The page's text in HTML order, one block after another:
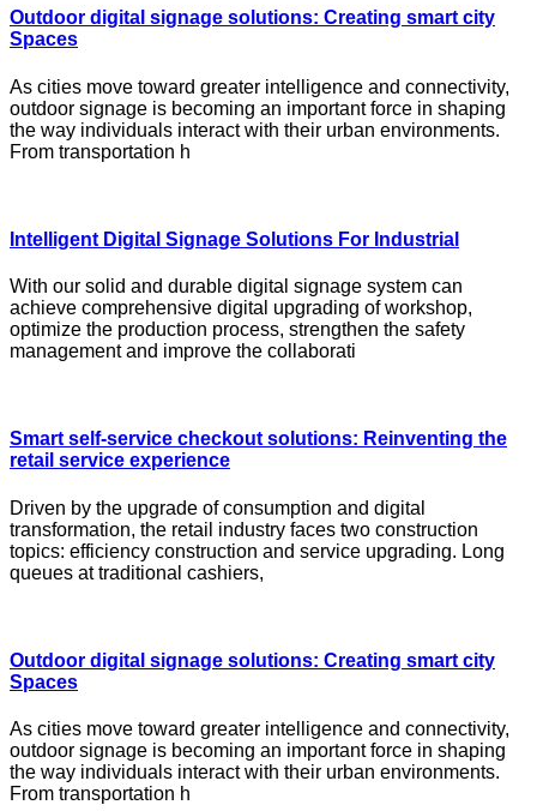
Outdoor digital signage solutions: Creating smart city
Spaces
As cities move toward greater intelligence and connectivity,
outdoor signage is becoming an important force in shaping
the way individuals interact with their urban environments.
From transportation h
Intelligent Digital Signage Solutions For Industrial
With our solid and durable digital signage system can
achieve comprehensive digital upgrading of workshop,
optimize the production process, strengthen the safety
management and improve the collaborati
Smart self-service checkout solutions: Reinventing the
retail service experience
Driven by the upgrade of consumption and digital
transformation, the retail industry faces two construction
topics: efficiency construction and service upgrading. Long
queues at traditional cashiers,
Outdoor digital signage solutions: Creating smart city
Spaces
As cities move toward greater intelligence and connectivity,
outdoor signage is becoming an important force in shaping
the way individuals interact with their urban environments.
From transportation h